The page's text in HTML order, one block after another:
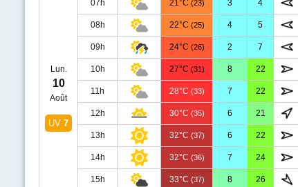
Lun.
10
Août
UV 7
07h 21°C (23) 3 4
08h 22°C (25) 4 5
09h 24°C (26) 2 7
10h 27°C (31) 8 22
11h 28°C (33) 7 22
12h 30°C (35) 6 21
13h 32°C (37) 6 22
14h 32°C (36) 7 24
15h 33°C (37) 8 26